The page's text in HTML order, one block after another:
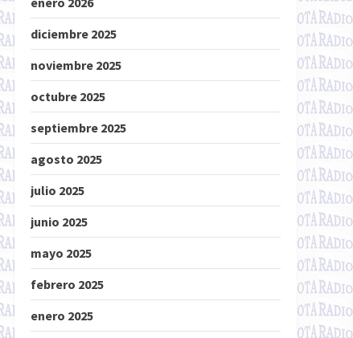
diciembre 2025
noviembre 2025
octubre 2025
septiembre 2025
agosto 2025
julio 2025
junio 2025
mayo 2025
febrero 2025
enero 2025